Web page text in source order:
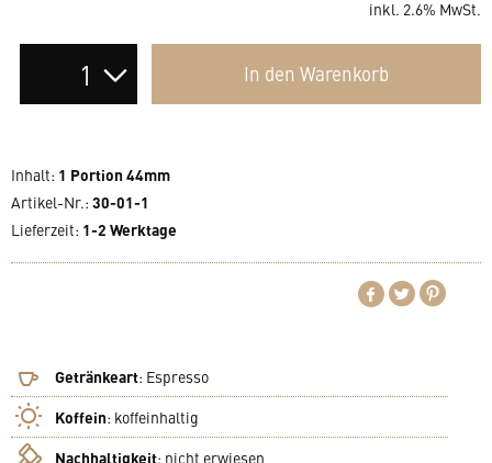
inkl. 2.6% MwSt.
In den Warenkorb
Inhalt: 1 Portion 44mm
Artikel-Nr.: 30-01-1
Lieferzeit: 1-2 Werktage
Getränkeart: Espresso
Koffein: koffeinhaltig
Nachhaltigkeit: nicht erwiesen